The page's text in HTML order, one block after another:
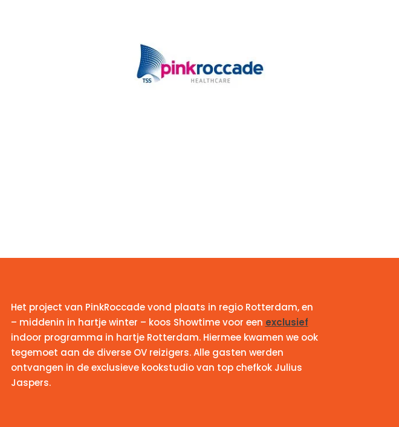
Het project van PinkRoccade vond plaats in regio Rotterdam, en
– middenin in hartje winter – koos Showtime voor een exclusief
indoor programma in hartje Rotterdam. Hiermee kwamen we ook
tegemoet aan de diverse OV reizigers. Alle gasten werden
ontvangen in de exclusieve kookstudio van top chefkok Julius
Jaspers.